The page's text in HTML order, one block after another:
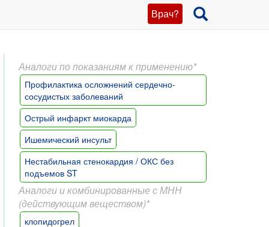
Врач?
Аналоги по показаниям к применению*
Профилактика осложнений сердечно-
сосудистых заболеваний
Острый инфаркт миокарда
Ишемический инсульт
Нестабильная стенокардия / ОКС без
подъемов ST
Аналоги и комбинированные с МНН
(действующим веществом)*
клопидогрел